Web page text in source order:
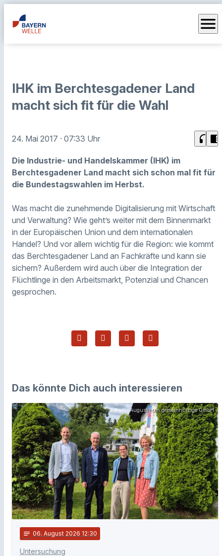
menu
IHK im Berchtesgadener Land
macht sich fit für die Wahl
24. Mai 2017 · 07:33 Uhr headphones chrome_reader_mode
Die Industrie- und Handelskammer (IHK) im
Berchtesgadener Land macht sich schon mal fit für
die Bundestagswahlen im Herbst.
Was macht die zunehmende Digitalisierung mit Wirtschaft
und Verwaltung? Wie geht’s weiter mit dem Binnenmarkt
in der Europäischen Union und dem internationalen
Handel? Und vor allem wichtig für die Region: wie kommt
das Berchtesgadener Land an Fachkräfte und kann sie
sichern? Außerdem wird auch über die Integration der
Flüchtlinge in den Arbeitsmarkt, Potenzial und Chancen
gesprochen.
Das könnte Dich auch interessieren
Augustinum gemeinnützige GmbH
notes 06. August 2026 12:30
Untersuchung